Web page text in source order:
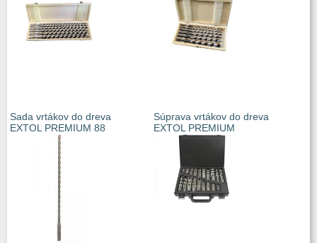
Sada vrtákov do dreva
EXTOL PREMIUM 88
Súprava vrtákov do dreva
EXTOL PREMIUM